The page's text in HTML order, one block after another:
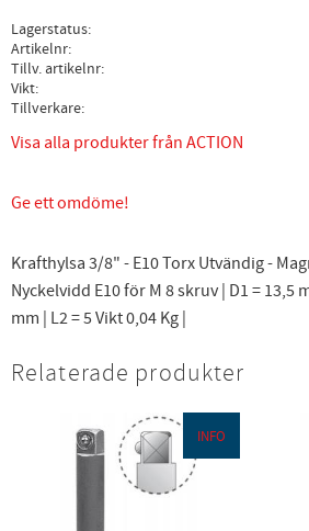
Lagerstatus
Artikelnr
Tillv. artikelnr
Vikt
Tillverkare
Visa alla produkter från ACTION
Ge ett omdöme!
Krafthylsa 3/8" - E10 Torx Utvändig -
Nyckelvidd E10 för M 8 skruv | D1 = 13,5
mm | L2 = 5 Vikt 0,04 Kg |
Relaterade produkter
INFO